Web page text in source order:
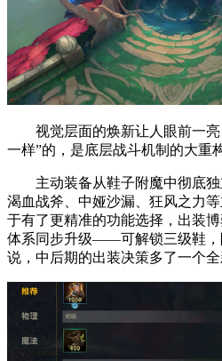
视觉层面的焕新让人眼前一亮
一样”的，是底层战斗机制的大
主动装备从鞋子附魔中彻底独
渴血战斧、中娅沙漏、狂风之力
于有了更精准的功能选择，出装
体系同步升级——可解锁三级鞋，
说，中后期的出装决策多了一个全